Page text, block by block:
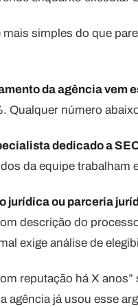
simples do que
da agência vem
Qualquer número
dedicado a
da equipe trabalham
jurídica ou parceria
descrição do
exige análise de
reputação há X
agência já usou esse